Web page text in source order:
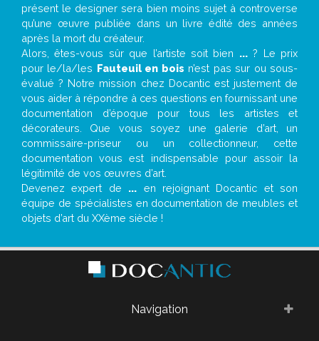
présent le designer sera bien moins sujet à controverse
qu’une œuvre publiée dans un livre édité des années
après la mort du créateur.
Alors, êtes-vous sûr que l’artiste soit bien ...? Le prix
pour le/la/les Fauteuil en bois n’est pas sur ou sous-
évalué ? Notre mission chez Docantic est justement de
vous aider à répondre à ces questions en fournissant une
documentation d’époque pour tous les artistes et
décorateurs. Que vous soyez une galerie d’art, un
commissaire-priseur ou un collectionneur, cette
documentation vous est indispensable pour assoir la
légitimité de vos œuvres d’art.
Devenez expert de ... en rejoignant Docantic et son
équipe de spécialistes en documentation de meubles et
objets d’art du XXème siècle !
Navigation